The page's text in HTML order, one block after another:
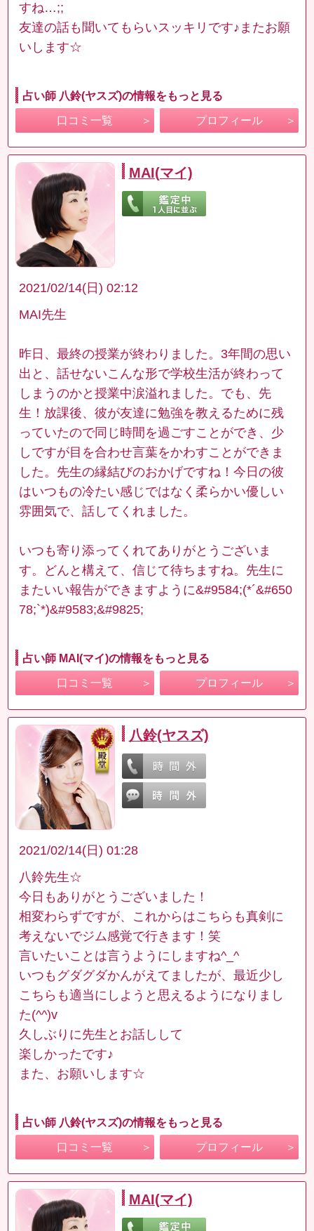
すね…;;
友達の話も聞いてもらいスッキリです♪またお願
いします☆
占い師 八鈴(ヤスズ)の情報をもっと見る
口コミ一覧 プロフィール
MAI(マイ)
2021/02/14(日) 02:12
MAI先生
昨日、最終の授業が終わりました。3年間の思い
出と、話せないこんな形で学校生活が終わって
しまうのかと授業中涙溢れました。でも、先
生！放課後、彼が友達に勉強を教えるために残
っていたので同じ時間を過ごすことができ、少
しですが目を合わせ言葉をかわすことができま
した。先生の縁結びのおかげですね！今日の彼
はいつもの冷たい感じではなく柔らかい優しい
雰囲気で、話してくれました。
いつも寄り添ってくれてありがとうございま
す。どんと構えて、信じて待ちますね。先生に
またいい報告ができますように&#9584;(*´&#650
78;`*)&#9583;&#9825;
占い師 MAI(マイ)の情報をもっと見る
口コミ一覧 プロフィール
八鈴(ヤスズ)
2021/02/14(日) 01:28
八鈴先生☆
今日もありがとうございました！
相変わらずですが、これからはこちらも真剣に
考えないでジム感覚で行きます！笑
言いたいことは言うようにしますね^_^
いつもグダグダかんがえてましたが、最近少し
こちらも適当にしようと思えるようになりまし
た(^^)v
久しぶりに先生とお話しして
楽しかったです♪
また、お願いします☆
占い師 八鈴(ヤスズ)の情報をもっと見る
口コミ一覧 プロフィール
MAI(マイ)